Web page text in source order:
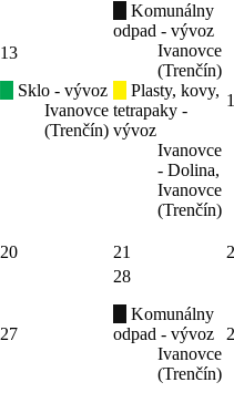
13
Sklo - vývoz
Ivanovce
(Trenčín)
Komunálny
odpad - vývoz
Ivanovce
(Trenčín)
Plasty, kovy,
tetrapaky -
vývoz
Ivanovce
- Dolina,
Ivanovce
(Trenčín)
20 21
27
28
Komunálny
odpad - vývoz
Ivanovce
(Trenčín)